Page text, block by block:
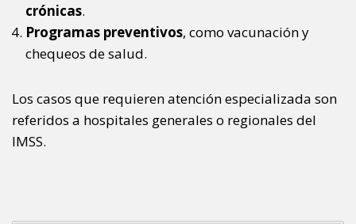
crónicas.
Programas preventivos, como vacunación y
chequeos de salud.
Los casos que requieren atención especializada son
referidos a hospitales generales o regionales del
IMSS.